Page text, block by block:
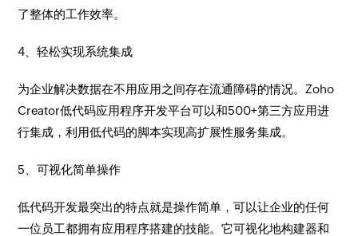
了整体的工作效率。
4、轻松实现系统集成
为企业解决数据在不用应用之间存在流通障碍的情况。Zoho
Creator低代码应用程序开发平台可以和500+第三方应用进
行集成，利用低代码的脚本实现高扩展性服务集成。
5、可视化简单操作
低代码开发最突出的特点就是操作简单，可以让企业的任何
一位员工都拥有应用程序搭建的技能。它可视化地构建器和